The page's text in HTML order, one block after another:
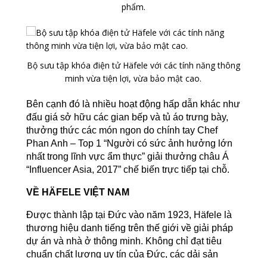
phẩm.​
Bộ sưu tập khóa điện tử Häfele với các tính năng thông
minh vừa tiện lợi, vừa bảo mật cao.
Bên cạnh đó là nhiều hoạt động hấp dẫn khác như
đấu giá sở hữu các gian bếp và tủ áo trưng bày,
thưởng thức các món ngon do chính tay Chef
Phan Anh – Top 1 “Người có sức ảnh hưởng lớn
nhất trong lĩnh vực ẩm thực” giải thưởng châu Á
“Influencer Asia, 2017” chế biến trực tiếp tại chỗ.
VỀ HÄFELE VIỆT NAM
Được thành lập tại Đức vào năm 1923, Häfele là
thương hiệu danh tiếng trên thế giới về giải pháp
dự án và nhà ở thông minh. Không chỉ đạt tiêu
chuẩn chất lượng uy tín của Đức, các dải sản